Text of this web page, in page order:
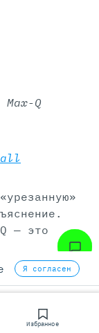
Избранное
Q
— это
тепла и
Я согласен